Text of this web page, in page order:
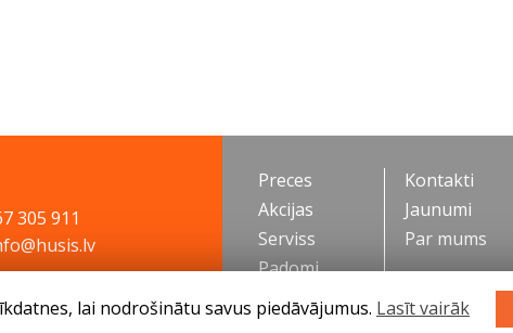
305 911
Preces
Akcijas
Serviss
Padomi
Kontakti
Jaunumi
Par mums
lai nodrošinātu savus piedāvājumus. Lasīt vairāk